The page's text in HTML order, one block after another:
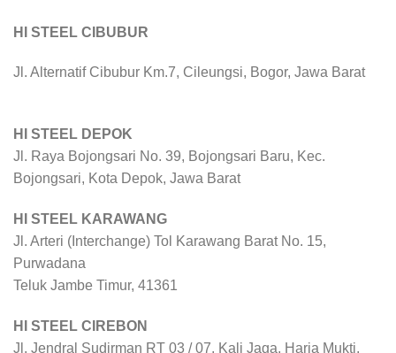
HI STEEL CIBUBUR
Jl. Alternatif Cibubur Km.7, Cileungsi, Bogor, Jawa Barat
HI STEEL DEPOK
Jl. Raya Bojongsari No. 39, Bojongsari Baru, Kec.
Bojongsari, Kota Depok, Jawa Barat
HI STEEL KARAWANG
Jl. Arteri (Interchange) Tol Karawang Barat No. 15,
Purwadana
Teluk Jambe Timur, 41361
HI STEEL CIREBON
Jl. Jendral Sudirman RT 03 / 07, Kali Jaga, Harja Mukti,